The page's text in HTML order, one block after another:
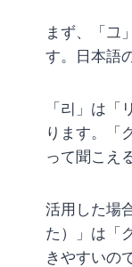
まず、「그
す。日本語
「리」は
ります。「
って聞こえ
活用した場
た）」は「
きやすいの